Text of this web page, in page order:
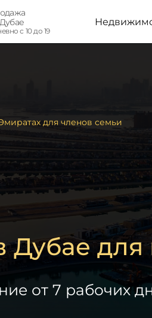
с 10 до 19
для членов семьи
для
от 7 рабочих